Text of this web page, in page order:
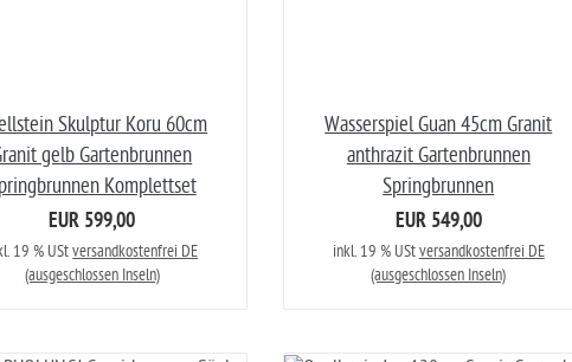
Skulptur Koru 60cm
gelb Gartenbrunnen
Komplettset
EUR 599,00
19 % UStversandkostenfrei DE
(ausgeschlossen Inseln)
Wasserspiel Guan 45cm Granit
anthrazit Gartenbrunnen
Springbrunnen
EUR 549,00
inkl. 19 % UStversandkostenfrei DE
(ausgeschlossen Inseln)